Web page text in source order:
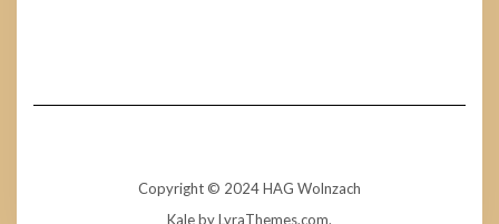
Copyright © 2024 HAG Wolnzach
Kaleby LyraThemes.com.